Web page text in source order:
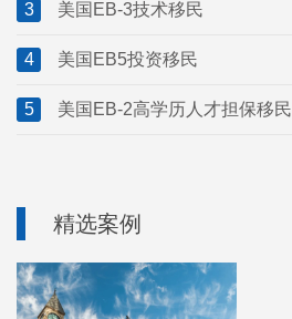
3 美国EB-3技术移民
4 美国EB5投资移民
5 美国EB-2高学历人才担保移民
精选案例